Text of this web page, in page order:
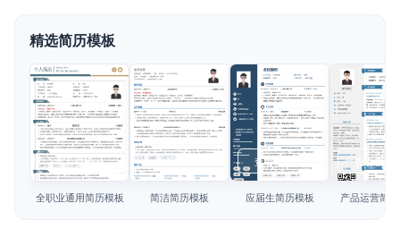
AI 模拟面试
面试自我介绍
AI 职场工具 New
简历模板
简历教程
精选简历模板
查看模板
全职业通用简历模板
查看模板
简洁简历模板
查看模板
应届生简历模板
查看模板
产品运营简